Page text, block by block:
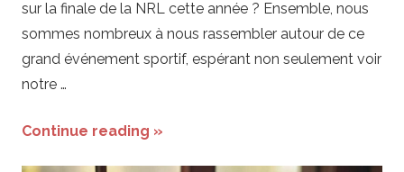
sur la finale de la NRL cette année ? Ensemble, nous
sommes nombreux à nous rassembler autour de ce
grand événement sportif, espérant non seulement voir
notre …
Continue reading »